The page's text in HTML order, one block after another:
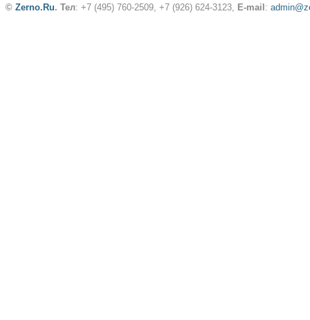
© Zerno.Ru. Тел: +7 (495) 760-2509, +7 (926) 624-3123, E-mail :